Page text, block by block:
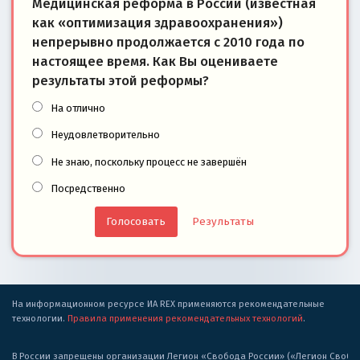
Медицинская реформа в России (известная
как «оптимизация здравоохранения»)
непрерывно продолжается с 2010 года по
настоящее время. Как Вы оцениваете
результаты этой реформы?
На отлично
Неудовлетворительно
Не знаю, поскольку процесс не завершён
Посредственно
Результаты
На информационном ресурсе ИА REX применяются рекомендательные
технологии. Правила применения рекомендательных технологий.
В России запрещены организации Легион «Свобода России» («Легион